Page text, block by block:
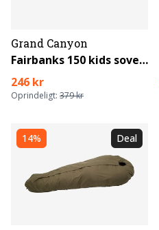
Grand Canyon
Fairbanks 150 kids sovepose
246 kr
Oprindeligt: 379 kr
14% Deal